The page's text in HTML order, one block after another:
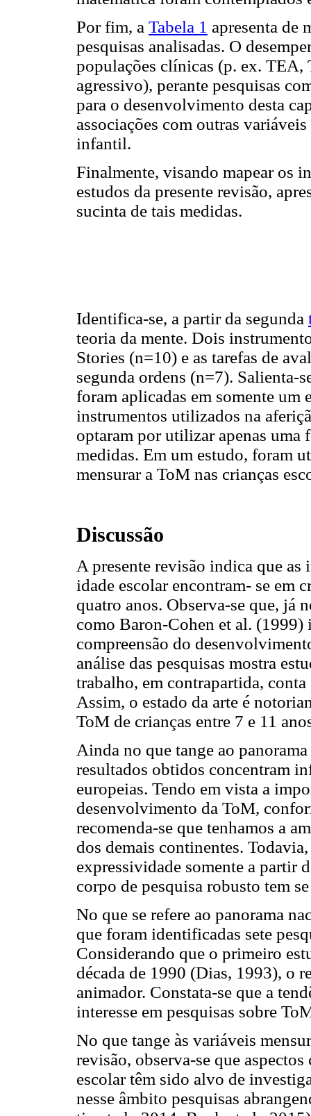
Por fim, a Tabela 1 apresenta de
pesquisas analisadas. O
populações clínicas (p. ex.
agressivo), perante pesquisas
para o desenvolvimento desta
associações com outras
infantil.
Finalmente, visando mapear os
estudos da presente revisão,
sucinta de tais medidas.
Identifica-se, a partir da segunda
teoria da mente. Dois
Stories (n=10) e as tarefas de
segunda ordens (n=7). Salienta-
foram aplicadas em somente um
instrumentos utilizados na
optaram por utilizar apenas uma
medidas. Em um estudo, foram
mensurar a ToM nas crianças
Discussão
A presente revisão indica que as
idade escolar encontram- se em
quatro anos. Observa-se que, já
como Baron-Cohen et al. (1999)
compreensão do
análise das pesquisas mostra
trabalho, em contrapartida,
Assim, o estado da arte é
ToM de crianças entre 7 e 11
Ainda no que tange ao
resultados obtidos concentram
europeias. Tendo em vista a
desenvolvimento da ToM,
recomenda-se que tenhamos a
dos demais continentes.
expressividade somente a partir
corpo de pesquisa robusto tem
No que se refere ao panorama
que foram identificadas sete
Considerando que o primeiro
década de 1990 (Dias, 1993), o
animador. Constata-se que a
interesse em pesquisas sobre
No que tange às variáveis
revisão, observa-se que
escolar têm sido alvo de
nesse âmbito pesquisas